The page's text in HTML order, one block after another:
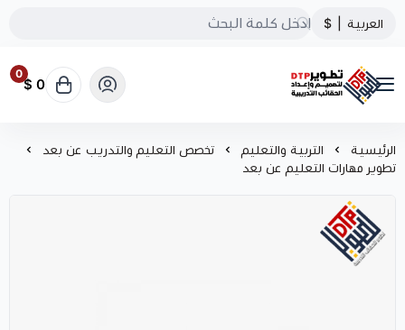
العربية $
تطوير الحقائب التدريبية
0
0 $
الرئيسية التربية والتعليم
تخصص التعليم والتدريب عن بعد
تطوير مهارات التعليم عن بعد